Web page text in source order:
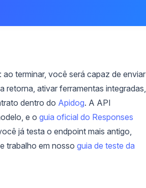
terminar, você será capaz de enviar
retorna, ativar ferramentas integradas,
dentro do Apidog. A API
e o guia oficial do Responses
já testa o endpoint mais antigo,
trabalho em nosso guia de teste da